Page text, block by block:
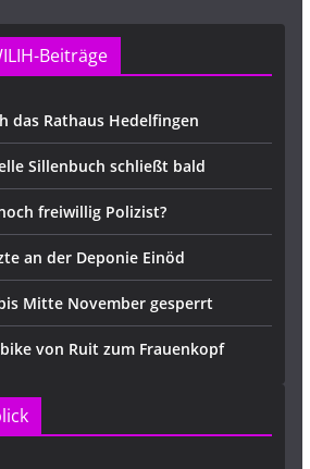
Beiträge
das Rathaus Hedelfingen
Sillenbuch schließt bald
freiwillig Polizist?
an der Deponie Einöd
Mitte November gesperrt
von Ruit zum Frauenkopf